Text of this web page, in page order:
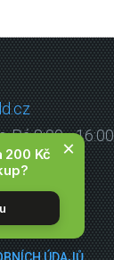
Pá 8:00—16:00
×
200 Kč